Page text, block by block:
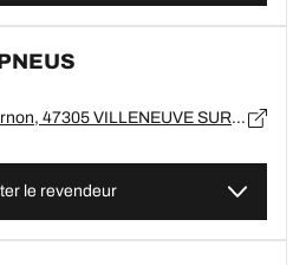
ZI Labarbiere/Rte de Tournon, 47305 VILLENEUVE SUR LOT
le revendeur